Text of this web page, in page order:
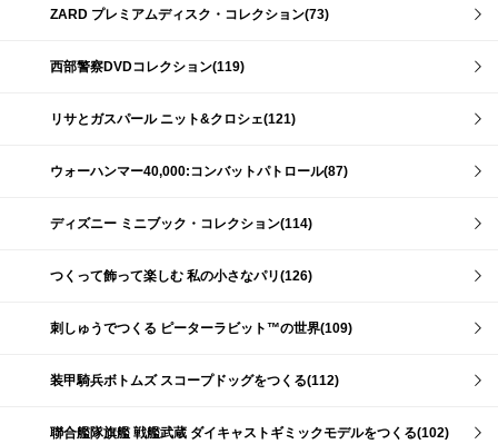
ZARD プレミアムディスク・コレクション(73)
西部警察DVDコレクション(119)
リサとガスパール ニット&クロシェ(121)
ウォーハンマー40,000:コンバットパトロール(87)
ディズニー ミニブック・コレクション(114)
つくって飾って楽しむ 私の小さなパリ(126)
刺しゅうでつくる ピーターラビット™の世界(109)
装甲騎兵ボトムズ スコープドッグをつくる(112)
聯合艦隊旗艦 戦艦武蔵 ダイキャストギミックモデルをつくる(102)